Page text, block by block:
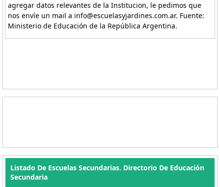
agregar datos relevantes de la Institucion, le pedimos que
nos envíe un mail a info@escuelasyjardines.com.ar. Fuente:
Ministerio de Educación de la República Argentina.
Listado De Escuelas Secundarias. Directorio De Educación
Secundaria